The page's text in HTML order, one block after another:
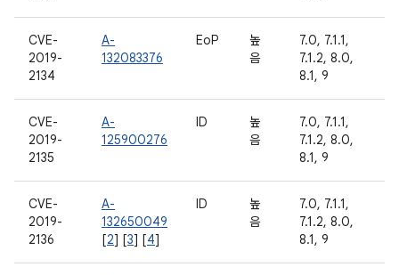
CVE-
2019-
2134
A-
132083376
EoP
높
음
7.0, 7.1.1,
7.1.2, 8.0,
8.1, 9
CVE-
2019-
2135
A-
125900276
ID
높
음
7.0, 7.1.1,
7.1.2, 8.0,
8.1, 9
CVE-
2019-
2136
A-
132650049
[2] [3] [4]
ID
높
음
7.0, 7.1.1,
7.1.2, 8.0,
8.1, 9